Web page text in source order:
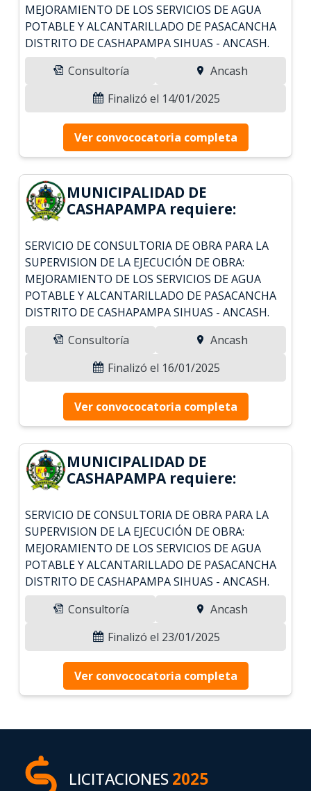
MEJORAMIENTO DE LOS SERVICIOS DE AGUA
POTABLE Y ALCANTARILLADO DE PASACANCHA
DISTRITO DE CASHAPAMPA SIHUAS - ANCASH.
Consultoría
Ancash
Finalizó el 14/01/2025
Ver convococatoria completa
MUNICIPALIDAD DE
CASHAPAMPA requiere:
SERVICIO DE CONSULTORIA DE OBRA PARA LA
SUPERVISION DE LA EJECUCIÓN DE OBRA:
MEJORAMIENTO DE LOS SERVICIOS DE AGUA
POTABLE Y ALCANTARILLADO DE PASACANCHA
DISTRITO DE CASHAPAMPA SIHUAS - ANCASH.
Consultoría
Ancash
Finalizó el 16/01/2025
Ver convococatoria completa
MUNICIPALIDAD DE
CASHAPAMPA requiere:
SERVICIO DE CONSULTORIA DE OBRA PARA LA
SUPERVISION DE LA EJECUCIÓN DE OBRA:
MEJORAMIENTO DE LOS SERVICIOS DE AGUA
POTABLE Y ALCANTARILLADO DE PASACANCHA
DISTRITO DE CASHAPAMPA SIHUAS - ANCASH.
Consultoría
Ancash
Finalizó el 23/01/2025
Ver convococatoria completa
LICITACIONES2025